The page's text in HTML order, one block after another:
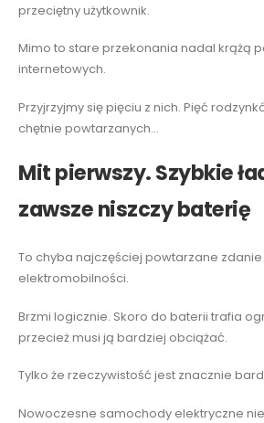
przeciętny użytkownik.
Mimo to stare przekonania nadal krążą
internetowych.
Przyjrzyjmy się pięciu z nich. Pięć
chętnie powtarzanych…
Mit pierwszy. Szybkie
zawsze niszczy baterię
To chyba najczęściej powtarzane zdanie
elektromobilności.
Brzmi logicznie. Skoro do baterii trafia
przecież musi ją bardziej obciążać.
Tylko że rzeczywistość jest znacznie
Nowoczesne samochody elektryczne